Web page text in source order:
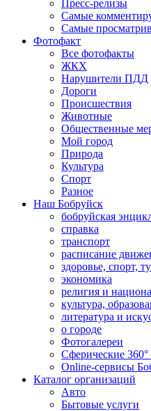
Пресс-релизы
Самые
Самые
Фотофакт
Все фотофакты
ЖКХ
Нарушители ПДД
Дороги
Происшествия
Животные
Общественные
Мой город
Природа
Культура
Спорт
Разное
Наш Бобруйск
бобруйская
справка
транспорт
расписание
здоровье, спорт,
экономика
религия и
культура,
литература и
о городе
Фотогалереи
Сферические
Online-сервисы
Каталог организаций
Авто
Бытовые услуги